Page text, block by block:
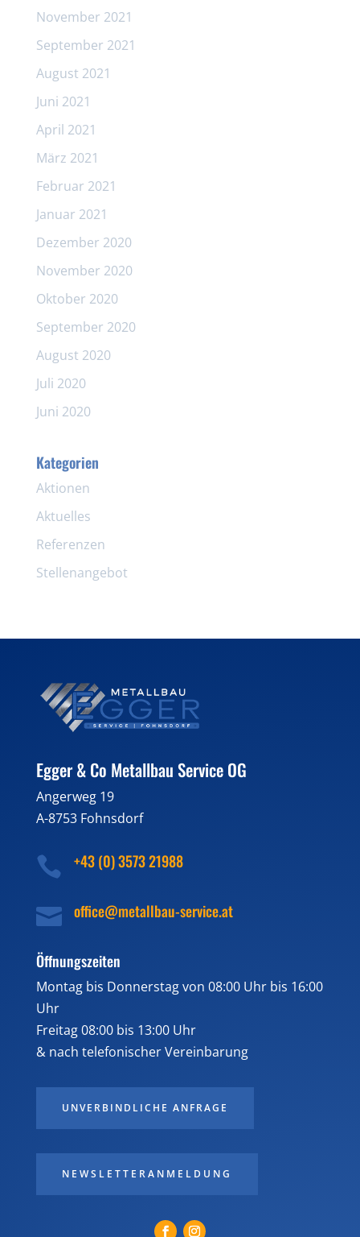
November 2021
September 2021
August 2021
Juni 2021
April 2021
März 2021
Februar 2021
Januar 2021
Dezember 2020
November 2020
Oktober 2020
September 2020
August 2020
Juli 2020
Juni 2020
Kategorien
Aktionen
Aktuelles
Referenzen
Stellenangebot
Egger & Co Metallbau Service OG
Angerweg 19
A-8753 Fohnsdorf
 +43 (0) 3573 21988
 office@metallbau-service.at
Öffnungszeiten
Montag bis Donnerstag von 08:00 Uhr bis 16:00
Uhr
Freitag 08:00 bis 13:00 Uhr
& nach telefonischer Vereinbarung
UNVERBINDLICHE ANFRAGE
NEWSLETTERANMELDUNG